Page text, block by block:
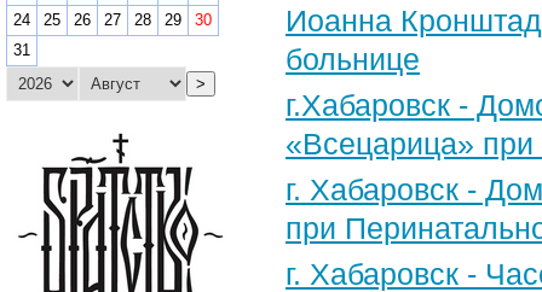
Иоанна
больнице
г.Хабаровск -
«Всецарица» при
г. Хабаровск -
при
г. Хабаровск -
24
25 26 27 28 29
30
31
>